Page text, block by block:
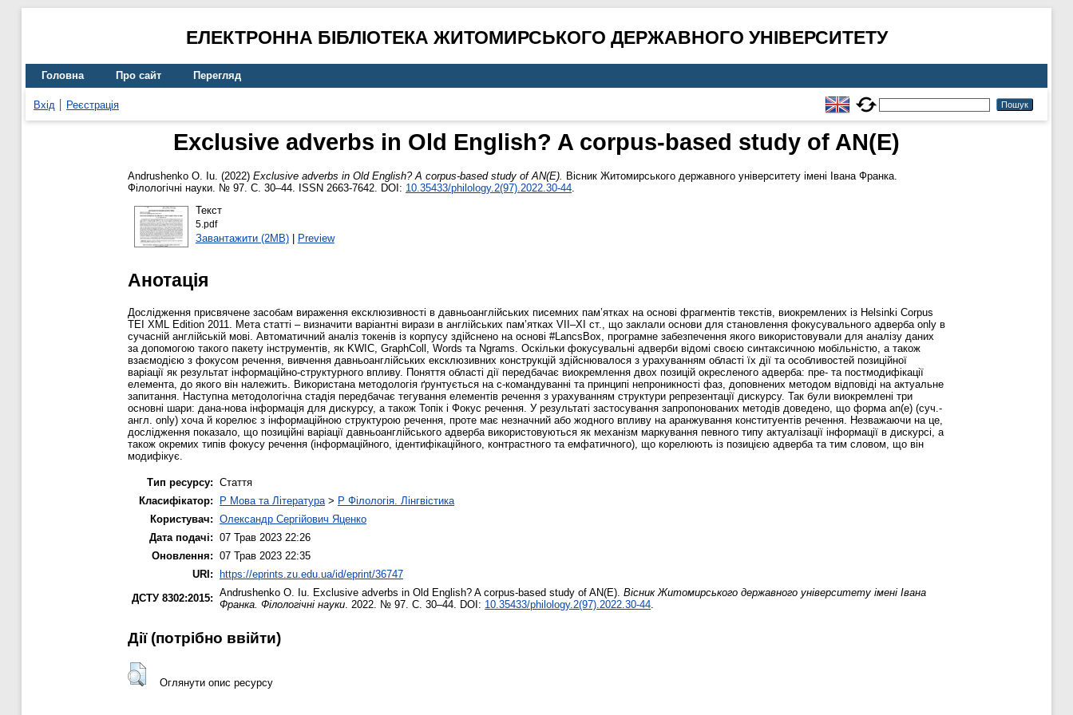
ЕЛЕКТРОННА БІБЛІОТЕКА ЖИТОМИРСЬКОГО ДЕРЖАВНОГО УНІВЕРСИТЕТУ
Головна Про сайт Перегляд
Вхід Реєстрація
Exclusive adverbs in Old English? A corpus-based study of AN(E)
Andrushenko O. Iu. (2022) Exclusive adverbs in Old English? A corpus-based study of AN(E). Вісник Житомирського державного університету імені Івана Франка.
Філологічні науки. № 97. С. 30–44. ISSN 2663-7642. DOI: 10.35433/philology.2(97).2022.30-44.
Текст
5.pdf
Завантажити (2MB)| Preview
Анотація
Дослідження присвячене засобам вираження ексклюзивності в давньоанглійських писемних пам’ятках на основі фрагментів текстів, виокремлених із Helsinki Corpus
TEI XML Edition 2011. Мета статті – визначити варіантні вирази в англійських пам’ятках VII–XI ст., що заклали основи для становлення фокусувального адверба only в
сучасній англійській мові. Автоматичний аналіз токенів із корпусу здійснено на основі #LancsBox, програмне забезпечення якого використовували для аналізу даних
за допомогою такого пакету інструментів, як KWIC, GraphColl, Words та Ngrams. Оскільки фокусувальні адверби відомі своєю синтаксичною мобільністю, а також
взаємодією з фокусом речення, вивчення давньоанглійських ексклюзивних конструкцій здійснювалося з урахуванням області їх дії та особливостей позиційної
варіації як результат інформаційно-структурного впливу. Поняття області дії передбачає виокремлення двох позицій окресленого адверба: пре- та постмодифікації
елемента, до якого він належить. Використана методологія ґрунтується на с-командуванні та принципі непроникності фаз, доповнених методом відповіді на актуальне
запитання. Наступна методологічна стадія передбачає тегування елементів речення з урахуванням структури репрезентації дискурсу. Так були виокремлені три
основні шари: дана-нова інформація для дискурсу, а також Топік і Фокус речення. У результаті застосування запропонованих методів доведено, що форма an(e) (суч.-
англ. only) хоча й корелює з інформаційною структурою речення, проте має незначний або жодного впливу на аранжування конституентів речення. Незважаючи на це,
дослідження показало, що позиційні варіації давньоанглійського адверба використовуються як механізм маркування певного типу актуалізації інформації в дискурсі, а
також окремих типів фокусу речення (інформаційного, ідентифікаційного, контрастного та емфатичного), що корелюють із позицією адверба та тим словом, що він
модифікує.
Тип ресурсу: Стаття
Класифікатор:
P Мова та Література > P Філологія. Лінгвістика
Користувач: Олександр Сергійович Яценко
Дата подачі: 07 Трав 2023 22:26
Оновлення: 07 Трав 2023 22:35
URI: https://eprints.zu.edu.ua/id/eprint/36747
ДСТУ 8302:2015: Andrushenko O. Iu. Exclusive adverbs in Old English? A corpus-based study of AN(E). Вісник Житомирського державного університету імені Івана
Франка. Філологічні науки . 2022. № 97. С. 30–44. DOI: 10.35433/philology.2(97).2022.30-44
Дії ​​(потрібно ввійти)
Оглянути опис ресурсу